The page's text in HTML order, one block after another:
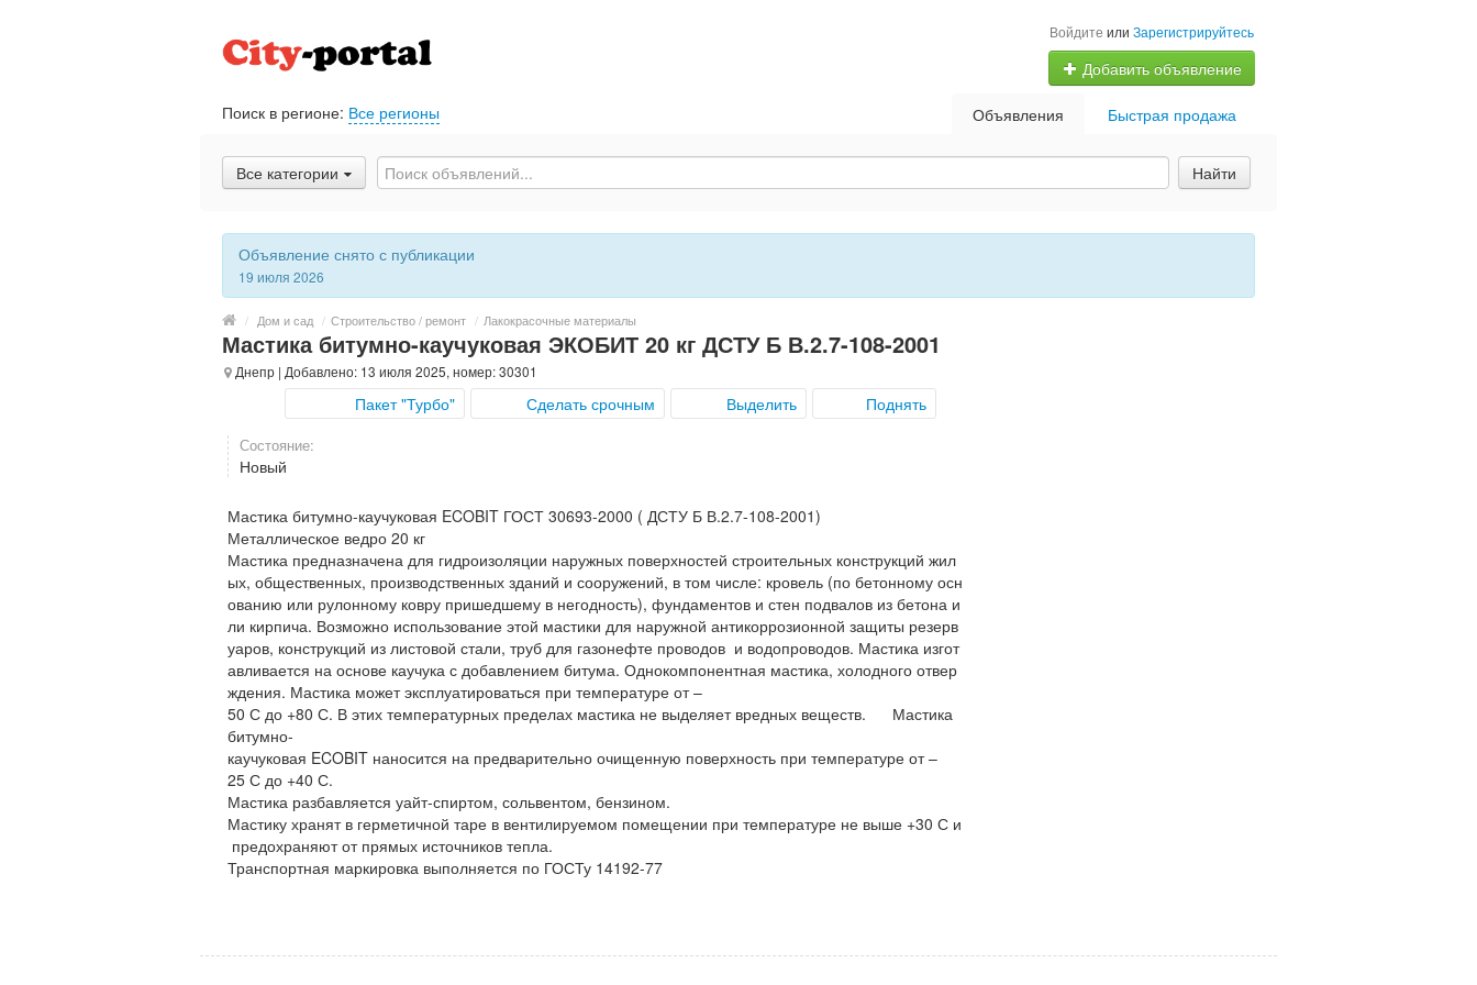
Войдите или Зарегистрируйтесь
Добавить объявление
Поиск в регионе: Все регионы Быстрая продажа
Объявления
Все категории Найти
Объявление снято с публикации
19 июля 2026
/ Дом и сад / Строительство / ремонт / Лакокрасочные материалы
Мастика битумно-каучуковая ЭКОБИТ 20 кг ДСТУ Б В.2.7-108-2001
Днепр | Добавлено: 13 июля 2025, номер: 30301
Пакет "Турбо" Сделать срочным Выделить Поднять
Состояние:
Новый
Мастика битумно-каучуковая ECOBIT ГОСТ 30693-2000 ( ДСТУ Б В.2.7-108-2001)
Металлическое ведро 20 кг
Мастика предназначена для гидроизоляции наружных поверхностей строительных конструкций жил
ых, общественных, производственных зданий и сооружений, в том числе: кровель (по бетонному осн
ованию или рулонному ковру пришедшему в негодность), фундаментов и стен подвалов из бетона и
ли кирпича. Возможно использование этой мастики для наружной антикоррозионной защиты резерв
уаров, конструкций из листовой стали, труб для газонефте проводов и водопроводов. Мастика изгот
авливается на основе каучука с добавлением битума. Однокомпонентная мастика, холодного отвер
ждения. Мастика может эксплуатироваться при температуре от –
50 С до +80 С. В этих температурных пределах мастика не выделяет вредных веществ. Мастика
битумно-
каучуковая ECOBIT наносится на предварительно очищенную поверхность при температуре от –
25 С до +40 С.
Мастика разбавляется уайт-спиртом, сольвентом, бензином.
Мастику хранят в герметичной таре в вентилируемом помещении при температуре не выше +30 С и
предохраняют от прямых источников тепла.
Транспортная маркировка выполняется по ГОСТу 14192-77